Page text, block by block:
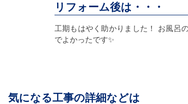
リフォーム後は・・・
工期もはやく助かりました！ お風呂
でよかったです✨
気になる工事の詳細などは